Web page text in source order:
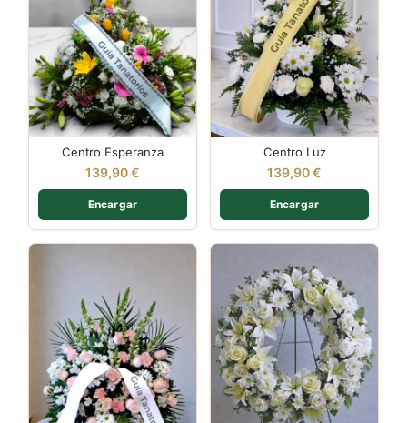
Centro Esperanza
139,90€
Encargar
Centro Luz
139,90€
Encargar